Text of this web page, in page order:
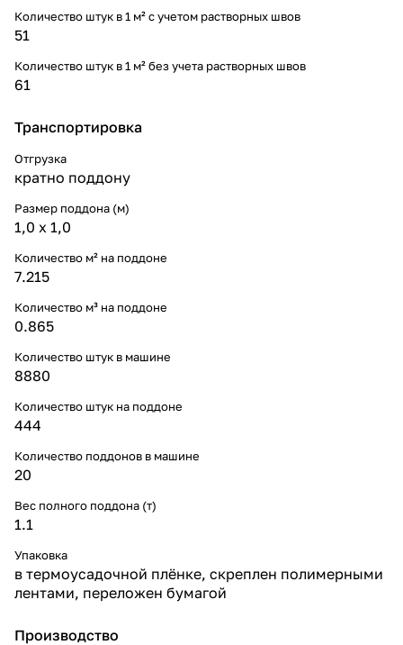
Количество штук в 1 м² с учетом растворных швов
51
Количество штук в 1 м² без учета растворных швов
61
Транспортировка
Отгрузка
кратно поддону
Размер поддона (м)
1,0 х 1,0
Количество м² на поддоне
7.215
Количество м³ на поддоне
0.865
Количество штук в машине
8880
Количество штук на поддоне
444
Количество поддонов в машине
20
Вес полного поддона (т)
1.1
Упаковка
в термоусадочной плёнке, скреплен полимерными
лентами, переложен бумагой
Производство